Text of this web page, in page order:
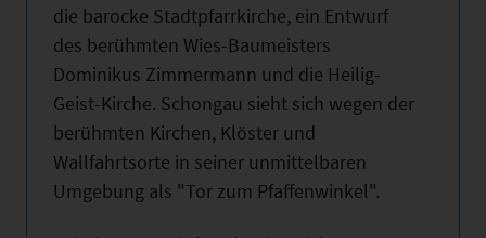
die barocke Stadtpfarrkirche, ein Entwurf
des berühmten Wies-Baumeisters
Dominikus Zimmermann und die Heilig-
Geist-Kirche. Schongau sieht sich wegen der
berühmten Kirchen, Klöster und
Wallfahrtsorte in seiner unmittelbaren
Umgebung als "Tor zum Pfaffenwinkel".